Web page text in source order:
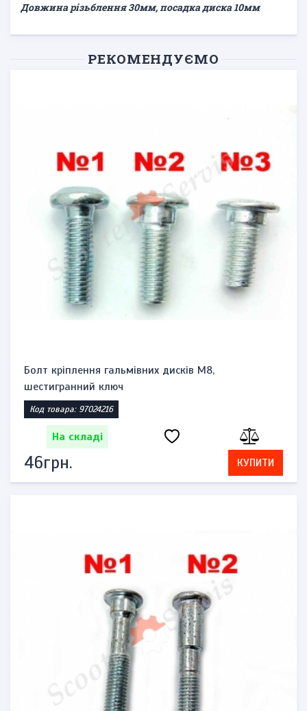
Довжина різьблення 30мм, посадка диска 10мм
РЕКОМЕНДУЄМО
Болт кріплення гальмівних дисків М8,
шестигранний ключ
Код товара: 97024216
На складі
46грн. КУПИТИ